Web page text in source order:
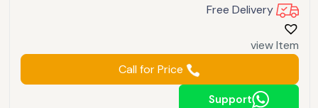
Free Delivery
view Item
Support